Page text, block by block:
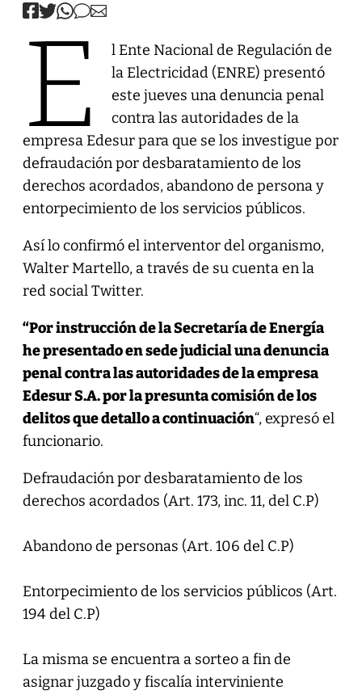
E
l Ente Nacional de Regulación de
la Electricidad (ENRE) presentó
este jueves una denuncia penal
contra las autoridades de la
empresa Edesur para que se los investigue por
defraudación por desbaratamiento de los
derechos acordados, abandono de persona y
entorpecimiento de los servicios públicos.
Así lo confirmó el interventor del organismo,
Walter Martello, a través de su cuenta en la
red social Twitter.
“Por instrucción de la Secretaría de Energía
he presentado en sede judicial una denuncia
penal contra las autoridades de la empresa
Edesur S.A. por la presunta comisión de los
delitos que detallo a continuación“, expresó el
funcionario.
Defraudación por desbaratamiento de los
derechos acordados (Art. 173, inc. 11, del C.P)
Abandono de personas (Art. 106 del C.P)
Entorpecimiento de los servicios públicos (Art.
194 del C.P)
La misma se encuentra a sorteo a fin de
asignar juzgado y fiscalía interviniente